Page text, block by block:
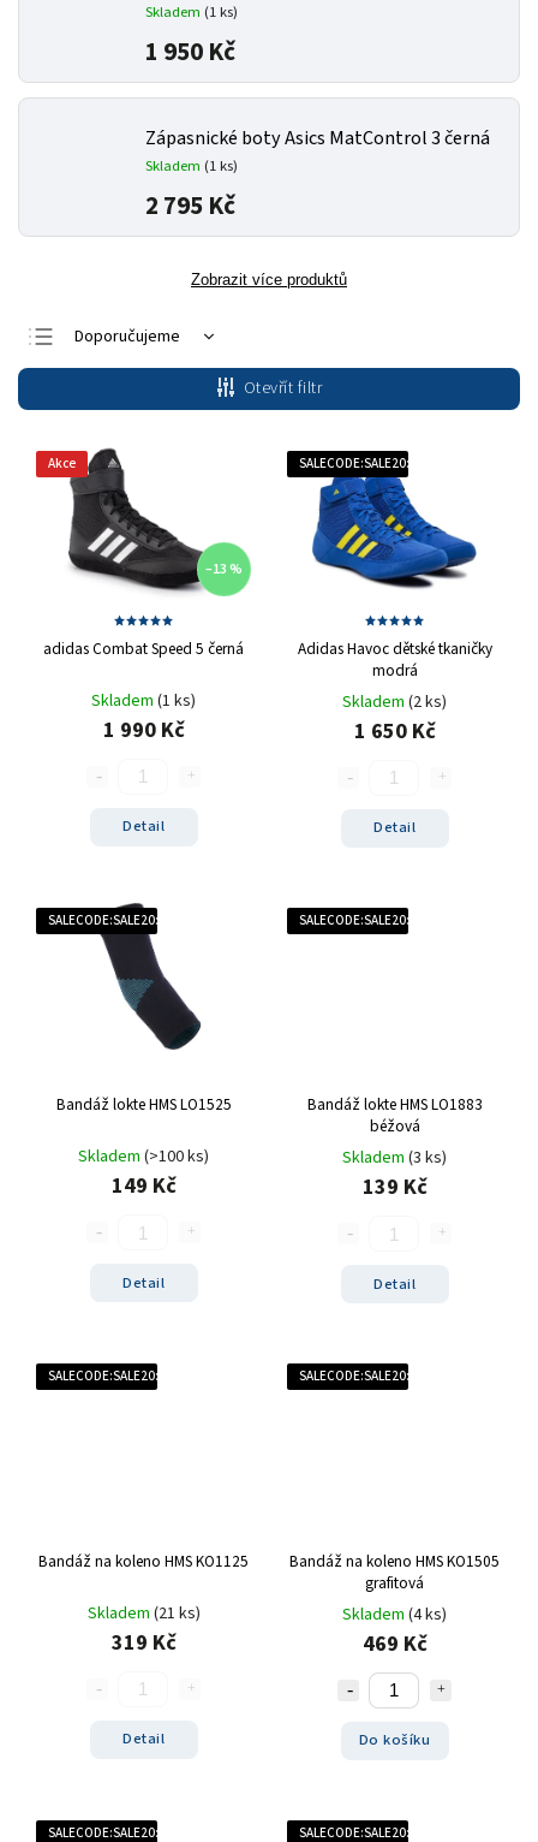
Skladem (1 ks)
1 950 Kč
Zápasnické boty Asics MatControl 3 černá
Skladem (1 ks)
2 795 Kč
Zobrazit více produktů
Doporučujeme
Nejlevnější
Nejdražší
Nejprodávanější
Abecedně
Otevřít filtr
Akce
–13 %
adidas Combat Speed 5 černá
Skladem (1 ks)
1 990 Kč
Detail
SALECODE:SALE20:20:%
Adidas Havoc dětské tkaničky
modrá
Skladem (2 ks)
1 650 Kč
Detail
SALECODE:SALE20:20:%
Bandáž lokte HMS LO1525
Skladem (>100 ks)
149 Kč
Detail
SALECODE:SALE20:20:%
Bandáž lokte HMS LO1883
béžová
Skladem (3 ks)
139 Kč
Detail
SALECODE:SALE20:20:%
Bandáž na koleno HMS KO1125
Skladem (21 ks)
319 Kč
Detail
SALECODE:SALE20:20:%
Bandáž na koleno HMS KO1505
grafitová
Skladem (4 ks)
469 Kč
Do košíku
SALECODE:SALE20:20:% SALECODE:SALE20:20:%